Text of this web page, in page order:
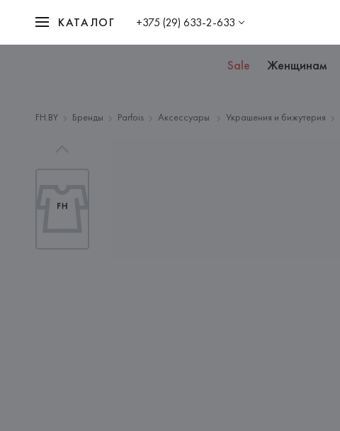
КАТАЛОГ +375 (29) 633-2-633
Sale Женщинам
FH.BY Бренды Parfois Аксессуары Украшения и бижутерия